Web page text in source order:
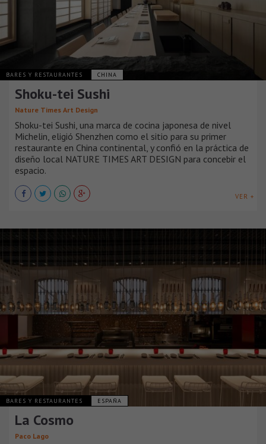
BARES Y RESTAURANTES CHINA
Shoku-tei Sushi
Nature Times Art Design
Shoku-tei Sushi, una marca de cocina japonesa de nivel
Michelin, eligió Shenzhen como el sitio para su primer
restaurante en China continental, y confió en la práctica de
diseño local NATURE TIMES ART DESIGN para concebir el
espacio.
VER +
BARES Y RESTAURANTES ESPAÑA
La Cosmo
Paco Lago